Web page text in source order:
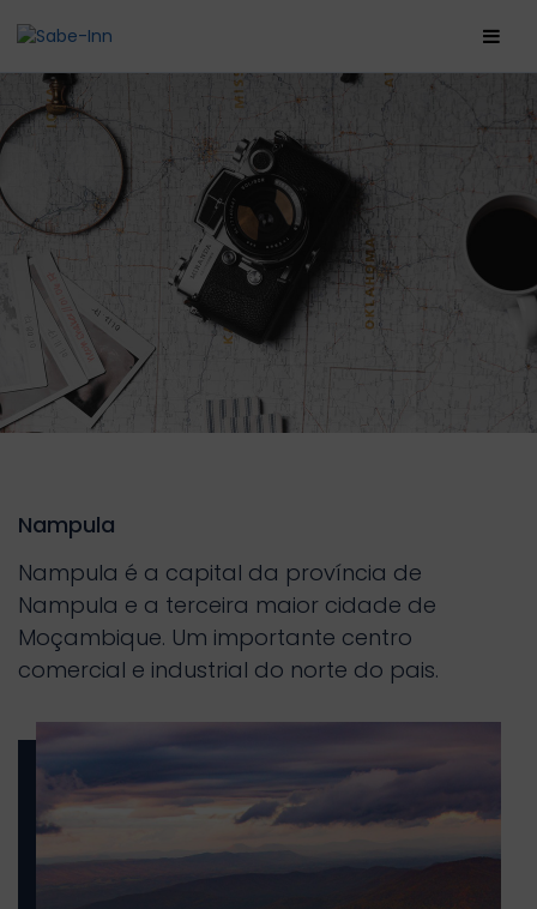
Nampula
Nampula é a capital da província de
Nampula e a terceira maior cidade de
Moçambique. Um importante centro
comercial e industrial do norte do pais.